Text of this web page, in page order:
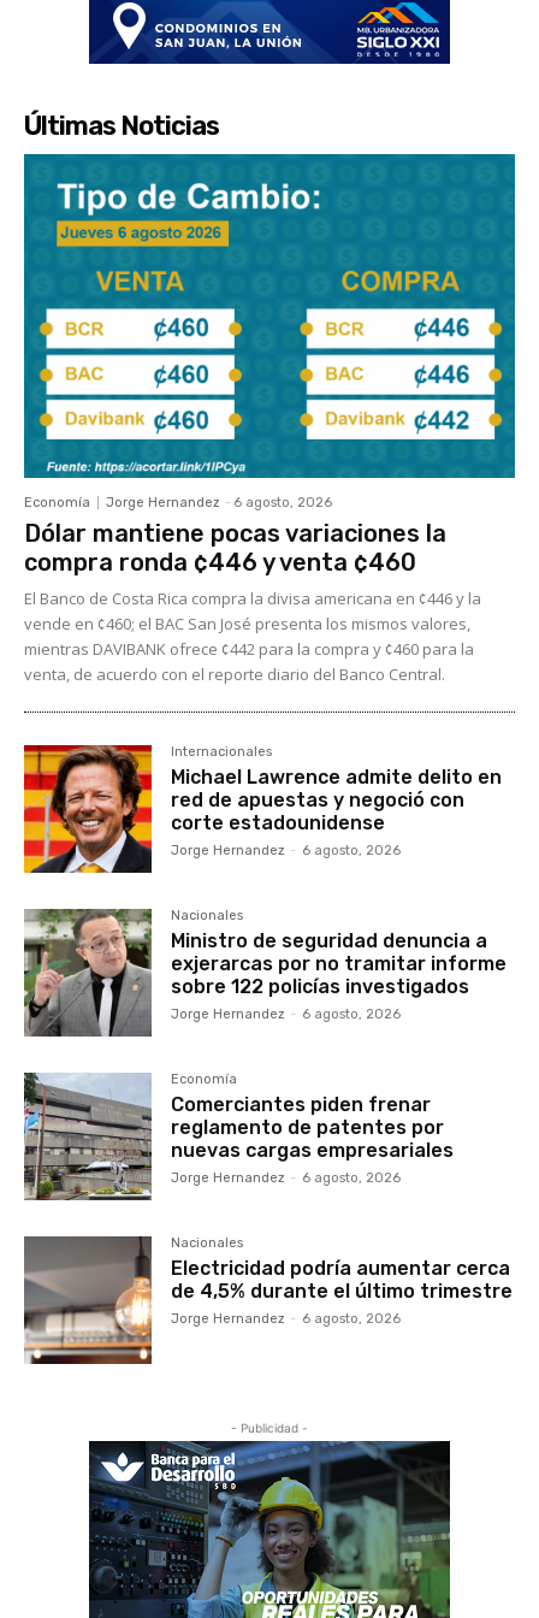
Últimas Noticias
Economía Jorge Hernandez - 6 agosto, 2026
Dólar mantiene pocas variaciones la
compra ronda ¢446 y venta ¢460
El Banco de Costa Rica compra la divisa americana en ¢446 y la
vende en ¢460; el BAC San José presenta los mismos valores,
mientras DAVIBANK ofrece ¢442 para la compra y ¢460 para la
venta, de acuerdo con el reporte diario del Banco Central.
Internacionales
Michael Lawrence admite delito en
red de apuestas y negoció con
corte estadounidense
Jorge Hernandez - 6 agosto, 2026
Nacionales
Ministro de seguridad denuncia a
exjerarcas por no tramitar informe
sobre 122 policías investigados
Jorge Hernandez - 6 agosto, 2026
Economía
Comerciantes piden frenar
reglamento de patentes por
nuevas cargas empresariales
Jorge Hernandez - 6 agosto, 2026
Nacionales
Electricidad podría aumentar cerca
de 4,5% durante el último trimestre
Jorge Hernandez - 6 agosto, 2026
- Publicidad -